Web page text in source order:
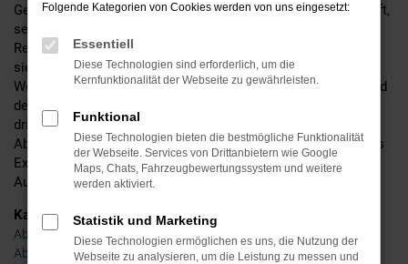
Gebrauch perfekt bewähren. Wer seinen Abarth bei MGS kauft,
setzt auf einen Autohändler mit fester Verankerung in der
Region rund um Bamberg. Unser Unternehmen ist an gleich
sieben Standorten für Sie da und schreibt bis heute familiäre
Werte groß. Wir legen großen Wert auf eine umfangreiche und
detaillierte Beratung und befinden uns mittlerweile in der
dritten Generation. Ins Leben gerufen wurde Ihr Händler für
Abarth in Bamberg bereits im Jahr 1955 – seinerzeit noch als
Experte für Zweiräder, doch schon bald waren wir auch im
Autobereich tätig und sind es bis zum heutigen Tag.
Kategorie
Abarth Neuwagen Bamberg
Abarth Gebrauchtwagen Bamberg
Folgende Kategorien von Cookies werden von uns eingesetzt:
Essentiell
Diese Technologien sind erforderlich, um die
Kernfunktionalität der Webseite zu gewährleisten.
Funktional
Diese Technologien bieten die bestmögliche Funktionalität
der Webseite. Services von Drittanbietern wie Google
Maps, Chats, Fahrzeugbewertungssystem und weitere
werden aktiviert.
Statistik und Marketing
Diese Technologien ermöglichen es uns, die Nutzung der
Webseite zu analysieren, um die Leistung zu messen und